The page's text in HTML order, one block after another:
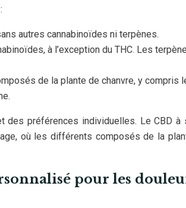
autres cannabinoïdes ni terpènes.
à l’exception du THC. Les
de la plante de chanvre, y compris
des préférences individuelles. Le CBD
où les différents composés de la
pour les